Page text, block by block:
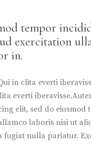
tempor
exercitation
in.
in clita everti
everti
elit, sed do eiusmod
laboris nisi ut
fugiat nulla pariatur.